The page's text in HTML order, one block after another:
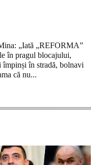
„Iată „REFORMA”
în pragul blocajului,
împinși în stradă, bolnavi
că nu...